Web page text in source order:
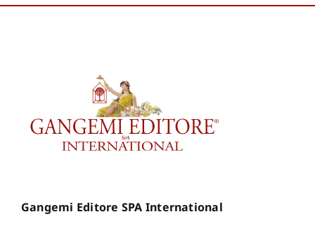
Gangemi Editore SPA International